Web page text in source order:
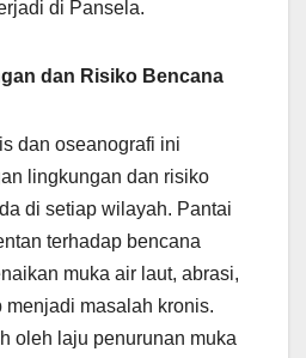
di Pansela.
dan Risiko Bencana
dan oseanografi ini
lingkungan dan risiko
di setiap wilayah. Pantai
terhadap bencana
muka air laut, abrasi,
masalah kronis.
oleh laju penurunan muka